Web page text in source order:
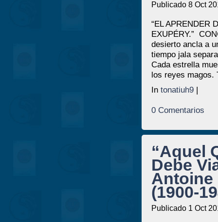
Publicado 8 Oct
“EL APRENDER
EXUPÉRY.”
desierto ancla a
tiempo jala
Cada estrella
los reyes
In tonatiuh9|
0 Comentarios
“Aquel
Debe
Antoine
(1900-
Publicado 1 Oct